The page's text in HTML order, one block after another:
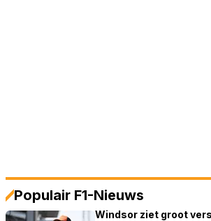
Populair F1-Nieuws
Windsor ziet groot